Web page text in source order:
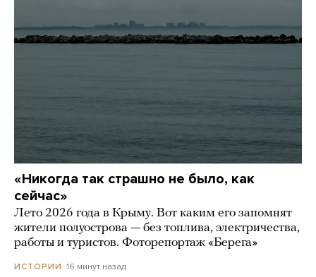
«Никогда так страшно не было, как
сейчас»
Лето 2026 года в Крыму. Вот каким его запомнят
жители полуострова — без топлива, электричества,
работы и туристов. Фоторепортаж «Берега»
ИСТОРИИ 16 минут назад